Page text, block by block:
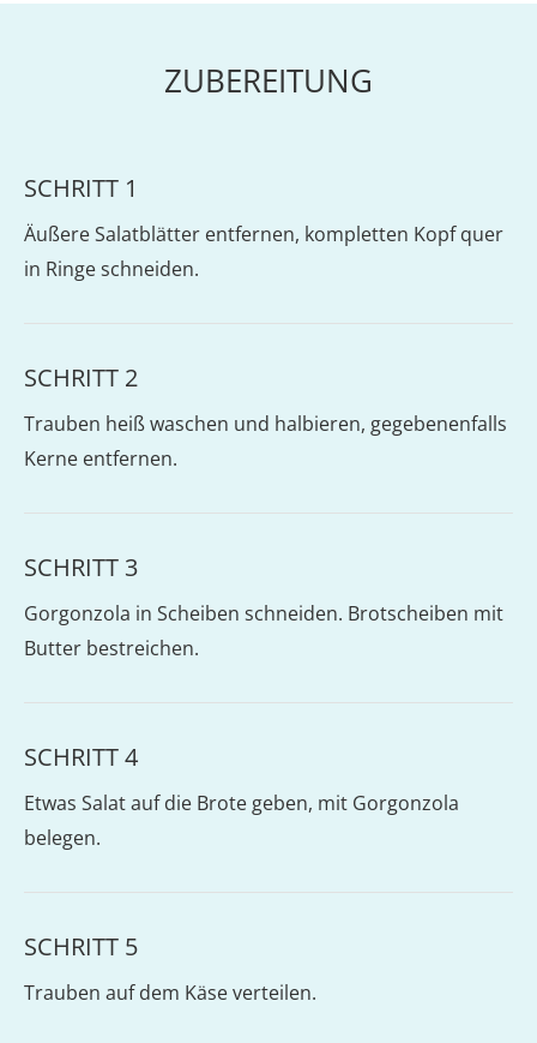
ZUBEREITUNG
SCHRITT 1
Äußere Salatblätter entfernen, kompletten Kopf quer
in Ringe schneiden.
SCHRITT 2
Trauben heiß waschen und halbieren, gegebenenfalls
Kerne entfernen.
SCHRITT 3
Gorgonzola in Scheiben schneiden. Brotscheiben mit
Butter bestreichen.
SCHRITT 4
Etwas Salat auf die Brote geben, mit Gorgonzola
belegen.
SCHRITT 5
Trauben auf dem Käse verteilen.